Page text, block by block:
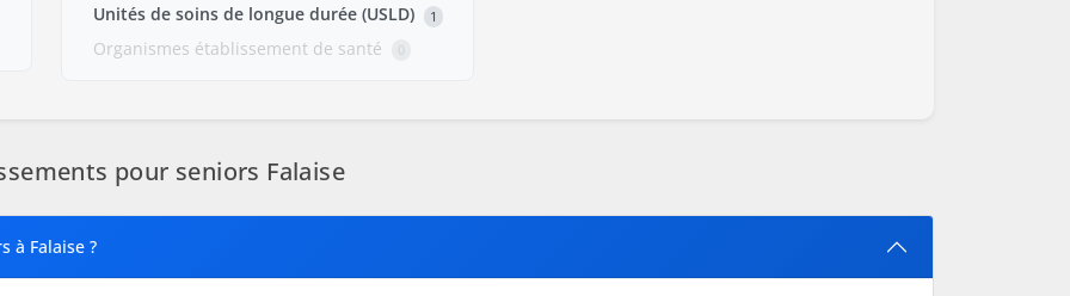
Unités de soins de longue durée (USLD) 1
Organismes établissement de santé 0
pour seniors Falaise
à Falaise ?